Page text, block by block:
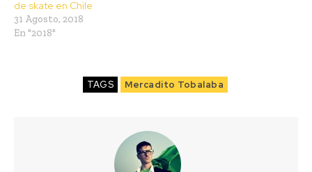
de skate en Chile
31 Agosto, 2018
En "2018"
TAGS Mercadito Tobalaba